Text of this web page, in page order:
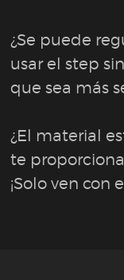
¿Se puede
usar el step
que sea más
¿El material
te
¡Solo ven con